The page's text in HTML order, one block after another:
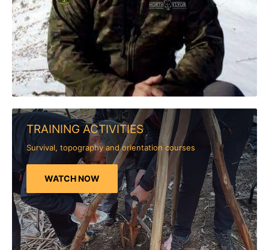
TRAINING ACTIVITIES
Survival, topography and orientation courses
WATCH NOW